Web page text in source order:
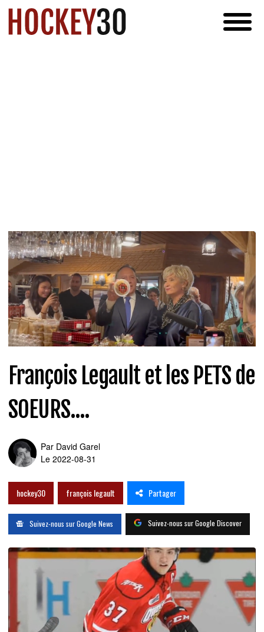
François Legault et les PETS de
SOEURS....
Par David Garel
Le 2022-08-31
hockey30 françois legault Partager
Suivez-nous sur Google News Suivez-nous sur Google Discover